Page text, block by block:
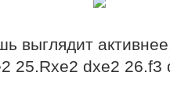
выглядит
25.Rxe2 dxe2 26.f3